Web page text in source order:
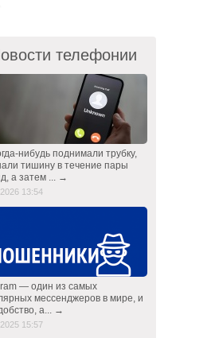
телефонии
нибудь поднимали трубку,
тишину в течение пары
а затем ... →
13:54
— один из самых
мессенджеров в мире, и
а... →
15:57